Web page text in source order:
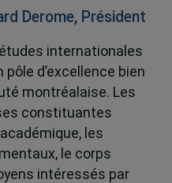
Derome, Président
internationales
d’excellence bien
montréalaise. Les
constituantes
les
le corps
intéressés par